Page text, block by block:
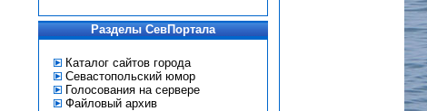
Разделы СевПортала
Каталог сайтов города
Севастопольский юмор
Голосования на сервере
Файловый архив